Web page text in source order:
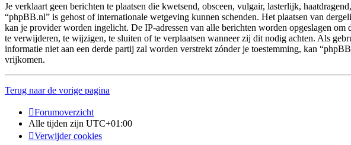
Je verklaart geen berichten te plaatsen die kwetsend, obsceen, vulgair, lasterlijk,
“phpBB.nl” is gehost of internationale wetgeving kunnen schenden. Het plaatsen van
kan je provider worden ingelicht. De IP-adressen van alle berichten worden opgeslagen
te verwijderen, te wijzigen, te sluiten of te verplaatsen wanneer zij dit nodig achten. Als
informatie niet aan een derde partij zal worden verstrekt zónder je toestemming, kan
vrijkomen.
Terug naar de vorige pagina
Forumoverzicht
Alle tijden zijn UTC+01:00
Verwijder cookies